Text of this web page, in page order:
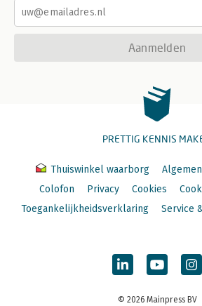
Aanmelden
PRETTIG KENNIS
Thuiswinkel waarborg
Colofon
Privacy Cookies
Toegankelijkheidsverklaring
Service
© 2026 Mainpress BV